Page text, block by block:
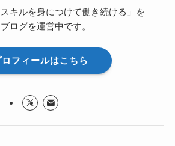
スキルを身につけて働き続ける」を
ログを運営中です。
ロフィールはこちら